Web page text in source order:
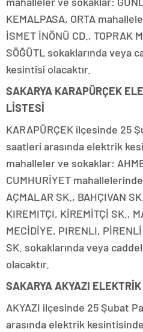
KEMALPASA, ORTA
İSMET İNÖNÜ CD., TOPRAK
SÖĞÜTL sokaklarında veya
kesintisi olacaktır.
SAKARYA KARAPÜRÇEK
LİSTESİ
KARAPÜRÇEK ilçesinde 25
saatleri arasında elektrik
mahalleler ve sokaklar:
CUMHURİYET
AÇMALAR SK., BAHÇIVAN
KIREMITÇI, KİREMİTÇİ SK.,
MECİDİYE, PIRENLI,
SK. sokaklarında veya
olacaktır.
SAKARYA AKYAZI
AKYAZI ilçesinde 25 Şubat
arasında elektrik